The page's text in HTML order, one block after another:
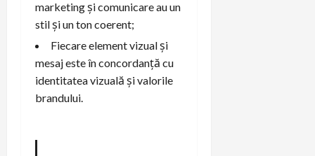
marketing și comunicare au un
stil și un ton coerent;
Fiecare element vizual și
mesaj este în concordanță cu
identitatea vizuală și valorile
brandului.